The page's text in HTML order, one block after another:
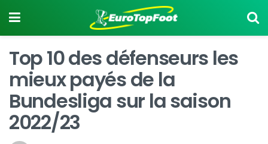
Top 10 des défenseurs les
mieux payés de la
Bundesliga sur la saison
2022/23